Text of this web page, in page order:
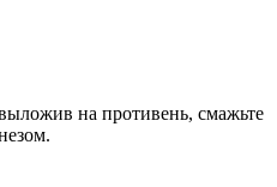
на противень, смажьте